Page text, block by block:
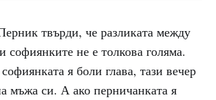
твърди, че разликата между
софиянките не е толкова голяма.
я боли глава, тази вечер
мъжа си. А ако перничанката я